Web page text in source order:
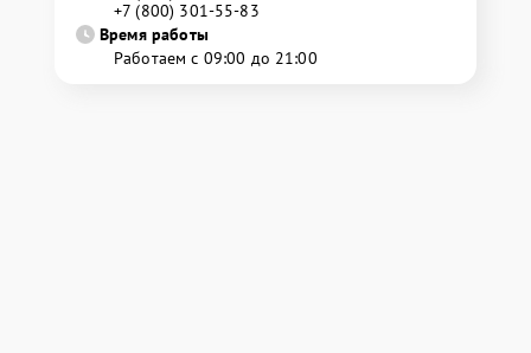
+7 (800) 301-55-83
Время работы
Работаем с 09:00 до 21:00